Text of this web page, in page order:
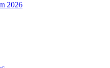
2026